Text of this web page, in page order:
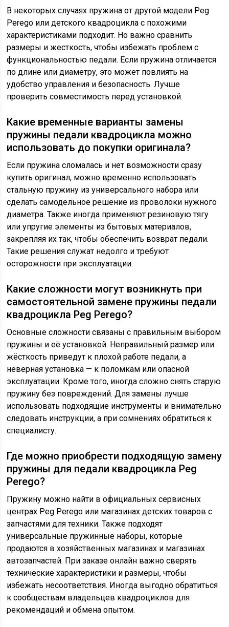
В некоторых случаях пружина от другой модели Peg
Perego или детского квадроцикла с похожими
характеристиками подходит. Но важно сравнить
размеры и жесткость, чтобы избежать проблем с
функциональностью педали. Если пружина отличается
по длине или диаметру, это может повлиять на
удобство управления и безопасность. Лучше
проверить совместимость перед установкой.
Какие временные варианты замены
пружины педали квадроцикла можно
использовать до покупки оригинала?
Если пружина сломалась и нет возможности сразу
купить оригинал, можно временно использовать
стальную пружину из универсального набора или
сделать самодельное решение из проволоки нужного
диаметра. Также иногда применяют резиновую тягу
или упругие элементы из бытовых материалов,
закрепляя их так, чтобы обеспечить возврат педали.
Такие решения служат недолго и требуют
осторожности при эксплуатации.
Какие сложности могут возникнуть при
самостоятельной замене пружины педали
квадроцикла Peg Perego?
Основные сложности связаны с правильным выбором
пружины и её установкой. Неправильный размер или
жёсткость приведут к плохой работе педали, а
неверная установка — к поломкам или опасной
эксплуатации. Кроме того, иногда сложно снять старую
пружину без повреждений. Для замены лучше
использовать подходящие инструменты и внимательно
следовать инструкции, а при сомнениях обратиться к
специалисту.
Где можно приобрести подходящую замену
пружины для педали квадроцикла Peg
Perego?
Пружину можно найти в официальных сервисных
центрах Peg Perego или магазинах детских товаров с
запчастями для техники. Также подходят
универсальные пружинные наборы, которые
продаются в хозяйственных магазинах и магазинах
автозапчастей. При заказе онлайн важно сверять
технические характеристики и размеры, чтобы
избежать несоответствия. Иногда выгодно обратиться
к сообществам владельцев квадроциклов для
рекомендаций и обмена опытом.